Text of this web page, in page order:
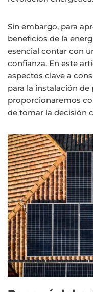
Sin embargo, para
beneficios de la
esencial contar con
confianza. En este
aspectos clave a
para la instalación de
proporcionaremos
de tomar la decisión